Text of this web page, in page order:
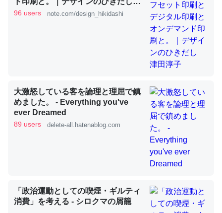
─ニュース :: 【研究発表】昆虫学の大問題＝「昆虫はなぜ海にいな
いのか」に関する新仮説
利だから両方が拮抗してるのでは」とあって面白い。海に
いる鋏角類（カブトガニ・ウミグモ）はカルシウムを使わ
ずキチンを強化してる筈だが、酵素が違うのか？
─ニュース :: 【研究発表】昆虫学の大問題＝「昆虫はなぜ海にいな
これを元に考えるとカルシウムを大量に使う脊椎動物と貝
類は苦労してるんだな…。腹足類だと殻を無くしてナメク
津田淳子
96 users note.com/design_hikidashi
大激怒している客を論理と理屈で鎮
めました。 - Everything you've
ever Dreamed
89 users delete-all.hatenablog.com
「政治運動としての喫煙・ギルティ
消費」を考える - シロクマの屑籠